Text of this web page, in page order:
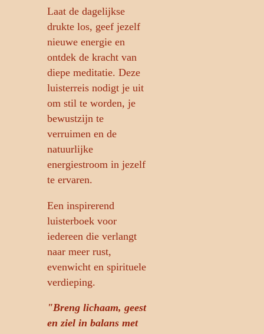
Laat de dagelijkse
drukte los, geef jezelf
nieuwe energie en
ontdek de kracht van
diepe meditatie. Deze
luisterreis nodigt je uit
om stil te worden, je
bewustzijn te
verruimen en de
natuurlijke
energiestroom in jezelf
te ervaren.
Een inspirerend
luisterboek voor
iedereen die verlangt
naar meer rust,
evenwicht en spirituele
verdieping.
"Breng lichaam, geest
en ziel in balans met